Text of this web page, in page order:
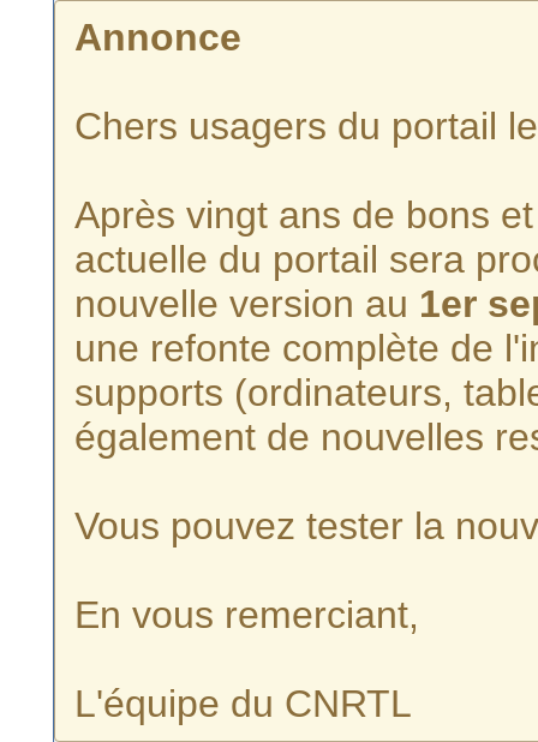
Annonce
Chers usagers du portail
Après vingt ans de bons
actuelle du portail sera
nouvelle version au 1er
une refonte complète de
supports (ordinateurs,
également de nouvelles
Vous pouvez tester la
En vous remerciant,
L'équipe du CNRTL